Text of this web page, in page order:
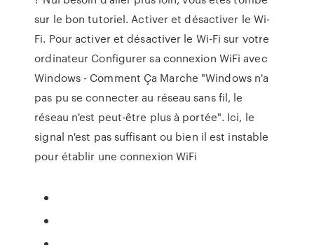
sur le bon tutoriel. Activer et désactiver le Wi-
Fi. Pour activer et désactiver le Wi-Fi sur votre
ordinateur Configurer sa connexion WiFi avec
Windows - Comment Ça Marche "Windows n'a
pas pu se connecter au réseau sans fil, le
réseau n'est peut-être plus à portée". Ici, le
signal n'est pas suffisant ou bien il est instable
pour établir une connexion WiFi